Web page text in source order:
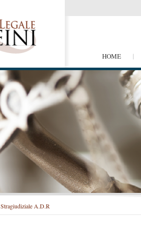
HOME
Stragiudiziale A.D.R